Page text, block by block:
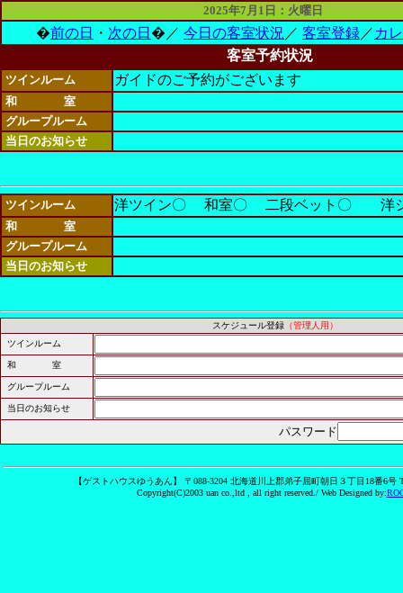
2025年7月1日：火曜日
�前の日 ・ 次の日 �／ 今日の客室状況 ／ 客室登録／ カ
客室予約状況
ツインルーム ガイドのご予約がございます
和 室
グループルーム
当日のお知らせ
ツインルーム 洋ツイン〇 和室〇 二段ベット〇 洋
和 室
グループルーム
当日のお知らせ
スケジュール登録 （管理人用）
ツインルーム
和 室
グループルーム
当日のお知らせ
パスワード
【ゲストハウスゆうあん】 〒088-3204 北海道川上郡弟子屈町朝日３丁目18番6号
Copyright(C)2003 uan co.,ltd , all right reserved./ Web Designed by: